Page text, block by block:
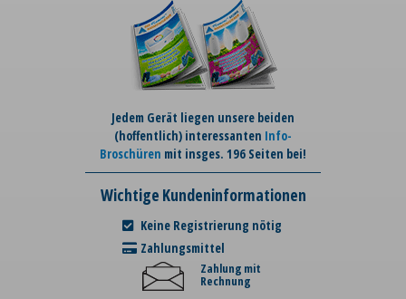
Jedem Gerät liegen unsere beiden
(hoffentlich) interessanten Info-
Broschüren mit insges. 196 Seiten bei!
Wichtige Kundeninformationen
Keine Registrierung nötig
Zahlungsmittel
Zahlung mit
Rechnung